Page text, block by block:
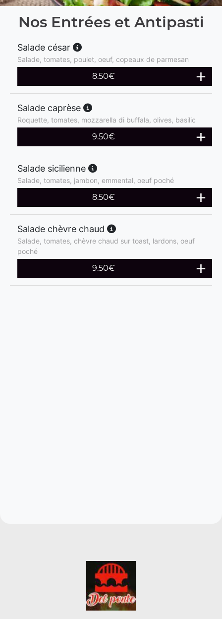
Nos Entrées et Antipasti
Salade césar
Salade, tomates, poulet, oeuf, copeaux de parmesan
8.50€
Salade caprèse
Roquette, tomates, mozzarella di buffala, olives, basilic
9.50€
Salade sicilienne
Salade, tomates, jambon, emmental, oeuf poché
8.50€
Salade chèvre chaud
Salade, tomates, chèvre chaud sur toast, lardons, oeuf
poché
9.50€